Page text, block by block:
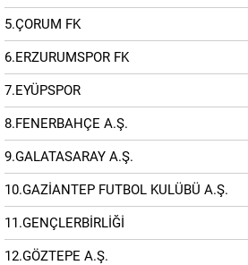
5.ÇORUM FK
6.ERZURUMSPOR FK
7.EYÜPSPOR
8.FENERBAHÇE A.Ş.
9.GALATASARAY A.Ş.
10.GAZİANTEP FUTBOL KULÜBÜ A.Ş.
11.GENÇLERBİRLİĞİ
12.GÖZTEPE A.Ş.